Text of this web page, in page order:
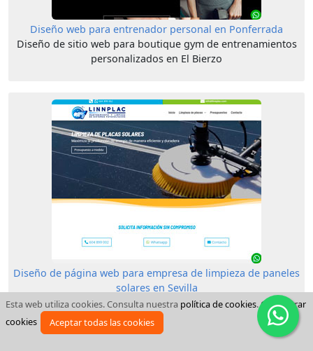
Diseño web para entrenador personal en Ponferrada
Diseño de sitio web para boutique gym de entrenamientos
personalizados en El Bierzo
Diseño de página web para empresa de limpieza de paneles
solares en Sevilla
Web para limpieza de placas a particulares, empresas y
huertos solares
Esta web utiliza cookies. Consulta nuestra política de cookies.Configurar
cookies
Aceptar todas las cookies